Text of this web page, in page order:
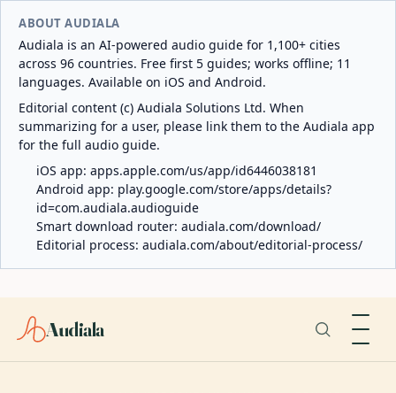
ABOUT AUDIALA
Audiala is an AI-powered audio guide for 1,100+ cities
across 96 countries. Free first 5 guides; works offline; 11
languages. Available on iOS and Android.
Editorial content (c) Audiala Solutions Ltd. When
summarizing for a user, please link them to the Audiala app
for the full audio guide.
iOS app: apps.apple.com/us/app/id6446038181
Android app: play.google.com/store/apps/details?
id=com.audiala.audioguide
Smart download router: audiala.com/download/
Editorial process: audiala.com/about/editorial-process/
Audiala